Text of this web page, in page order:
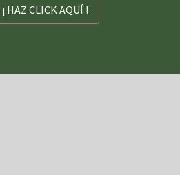
¡ HAZ CLICK AQUÍ !